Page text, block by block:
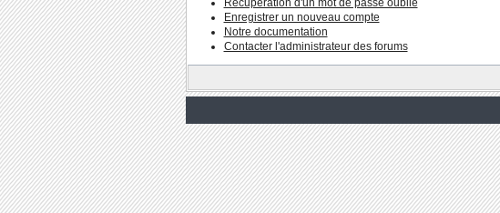
Récupération d'un mot de passe oublié
Enregistrer un nouveau compte
Notre documentation
Contacter l'administrateur des forums